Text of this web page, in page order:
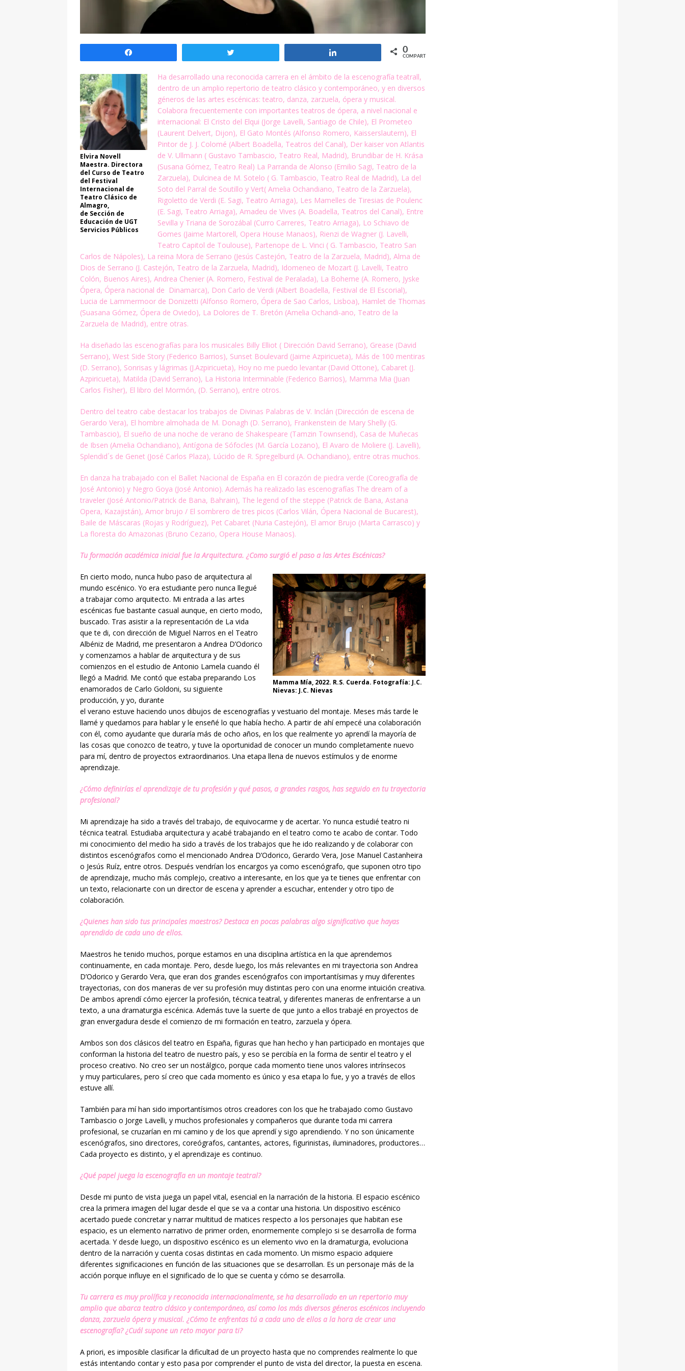
0
COMPARTIR
Elvira Novell
Maestra. Directora
del Curso de Teatro
del Festival
Internacional de
Teatro Clásico de
Almagro,
de Sección de
Educación de UGT
Servicios Públicos
Ha desarrollado una reconocida carrera en el ámbito de la escenografía teatrall,
dentro de un amplio repertorio de teatro clásico y contemporáneo, y en diversos
géneros de las artes escénicas: teatro, danza, zarzuela, ópera y musical.
Colabora frecuentemente con importantes teatros de ópera, a nivel nacional e
internacional: El Cristo del Elqui (Jorge Lavelli, Santiago de Chile), El Prometeo
(Laurent Delvert, Dijon), El Gato Montés (Alfonso Romero, Kaisserslautern), El
Pintor de J. J. Colomé (Albert Boadella, Teatros del Canal), Der kaiser von Atlantis
de V. Ullmann ( Gustavo Tambascio, Teatro Real, Madrid), Brundibar de H. Krása
(Susana Gómez, Teatro Real) La Parranda de Alonso (Emilio Sagi, Teatro de la
Zarzuela), Dulcinea de M. Sotelo ( G. Tambascio, Teatro Real de Madrid), La del
Soto del Parral de Soutillo y Vert( Amelia Ochandiano, Teatro de la Zarzuela),
Rigoletto de Verdi (E. Sagi, Teatro Arriaga), Les Mamelles de Tiresias de Poulenc
(E. Sagi, Teatro Arriaga), Amadeu de Vives (A. Boadella, Teatros del Canal), Entre
Sevilla y Triana de Sorozábal (Curro Carreres, Teatro Arriaga), Lo Schiavo de
Gomes (Jaime Martorell, Opera House Manaos), Rienzi de Wagner (J. Lavelli,
Teatro Capitol de Toulouse), Partenope de L. Vinci ( G. Tambascio, Teatro San
Carlos de Nápoles), La reina Mora de Serrano (Jesús Castejón, Teatro de la Zarzuela, Madrid), Alma de
Dios de Serrano (J. Castejón, Teatro de la Zarzuela, Madrid), Idomeneo de Mozart (J. Lavelli, Teatro
Colón, Buenos Aires), Andrea Chenier (A. Romero, Festival de Peralada), La Boheme (A. Romero, Jyske
Ópera, Ópera nacional de Dinamarca), Don Carlo de Verdi (Albert Boadella, Festival de El Escorial),
Lucia de Lammermoor de Donizetti (Alfonso Romero, Ópera de Sao Carlos, Lisboa), Hamlet de Thomas
(Suasana Gómez, Ópera de Oviedo), La Dolores de T. Bretón (Amelia Ochandi-ano, Teatro de la
Zarzuela de Madrid), entre otras.
Ha diseñado las escenografías para los musicales Billy Elliot ( Dirección David Serrano), Grease (David
Serrano), West Side Story (Federico Barrios), Sunset Boulevard (Jaime Azpiricueta), Más de 100 mentiras
(D. Serrano), Sonrisas y lágrimas (J.Azpiricueta), Hoy no me puedo levantar (David Ottone), Cabaret (J.
Azpiricueta), Matilda (David Serrano), La Historia Interminable (Federico Barrios), Mamma Mia (Juan
Carlos Fisher), El libro del Mormón, (D. Serrano), entre otros.
Dentro del teatro cabe destacar los trabajos de Divinas Palabras de V. Inclán (Dirección de escena de
Gerardo Vera), El hombre almohada de M. Donagh (D. Serrano), Frankenstein de Mary Shelly (G.
Tambascio), El sueño de una noche de verano de Shakespeare (Tamzin Townsend), Casa de Muñecas
de Ibsen (Amelia Ochandiano), Antígona de Sófocles (M. García Lozano), El Avaro de Moliere (J. Lavelli),
Splendid´s de Genet (José Carlos Plaza), Lúcido de R. Spregelburd (A. Ochandiano), entre otras muchos.
En danza ha trabajado con el Ballet Nacional de España en El corazón de piedra verde (Coreografía de
José Antonio) y Negro Goya (José Antonio). Además ha realizado las escenografías The dream of a
traveler (José Antonio/Patrick de Bana, Bahrain), The legend of the steppe (Patrick de Bana, Astana
Opera, Kazajistán), Amor brujo / El sombrero de tres picos (Carlos Vilán, Ópera Nacional de Bucarest),
Baile de Máscaras (Rojas y Rodríguez), Pet Cabaret (Nuria Castejón), El amor Brujo (Marta Carrasco) y
La floresta do Amazonas (Bruno Cezario, Opera House Manaos).
Tu formación académica inicial fue la Arquitectura. ¿Como surgió el paso a las Artes Escénicas?
Mamma Mía, 2022. R.S. Cuerda. Fotografía: J.C.
Nievas: J.C. Nievas
En cierto modo, nunca hubo paso de arquitectura al
mundo escénico. Yo era estudiante pero nunca llegué
a trabajar como arquitecto. Mi entrada a las artes
escénicas fue bastante casual aunque, en cierto modo,
buscado. Tras asistir a la representación de La vida
que te di, con dirección de Miguel Narros en el Teatro
Albéniz de Madrid, me presentaron a Andrea D’Odorico
y comenzamos a hablar de arquitectura y de sus
comienzos en el estudio de Antonio Lamela cuando él
llegó a Madrid. Me contó que estaba preparando Los
enamorados de Carlo Goldoni, su siguiente
producción, y yo, durante
el verano estuve haciendo unos dibujos de escenografías y vestuario del montaje. Meses más tarde le
llamé y quedamos para hablar y le enseñé lo que había hecho. A partir de ahí empecé una colaboración
con él, como ayudante que duraría más de ocho años, en los que realmente yo aprendí la mayoría de
las cosas que conozco de teatro, y tuve la oportunidad de conocer un mundo completamente nuevo
para mí, dentro de proyectos extraordinarios. Una etapa llena de nuevos estímulos y de enorme
aprendizaje.
¿Cómo definirías el aprendizaje de tu profesión y qué pasos, a grandes rasgos, has seguido en tu trayectoria
profesional?
Mi aprendizaje ha sido a través del trabajo, de equivocarme y de acertar. Yo nunca estudié teatro ni
técnica teatral. Estudiaba arquitectura y acabé trabajando en el teatro como te acabo de contar. Todo
mi conocimiento del medio ha sido a través de los trabajos que he ido realizando y de colaborar con
distintos escenógrafos como el mencionado Andrea D’Odorico, Gerardo Vera, Jose Manuel Castanheira
o Jesús Ruíz, entre otros. Después vendrían los encargos ya como escenógrafo, que suponen otro tipo
de aprendizaje, mucho más complejo, creativo a interesante, en los que ya te tienes que enfrentar con
un texto, relacionarte con un director de escena y aprender a escuchar, entender y otro tipo de
colaboración.
¿Quienes han sido tus principales maestros? Destaca en pocas palabras algo significativo que hayas
aprendido de cada uno de ellos.
Maestros he tenido muchos, porque estamos en una disciplina artística en la que aprendemos
continuamente, en cada montaje. Pero, desde luego, los más relevantes en mi trayectoria son Andrea
D’Odorico y Gerardo Vera, que eran dos grandes escenógrafos con importantísimas y muy diferentes
trayectorias, con dos maneras de ver su profesión muy distintas pero con una enorme intuición creativa.
De ambos aprendí cómo ejercer la profesión, técnica teatral, y diferentes maneras de enfrentarse a un
texto, a una dramaturgia escénica. Además tuve la suerte de que junto a ellos trabajé en proyectos de
gran envergadura desde el comienzo de mi formación en teatro, zarzuela y ópera.
Ambos son dos clásicos del teatro en España, figuras que han hecho y han participado en montajes que
conforman la historia del teatro de nuestro país, y eso se percibía en la forma de sentir el teatro y el
proceso creativo. No creo ser un nostálgico, porque cada momento tiene unos valores intrínsecos
y muy particulares, pero sí creo que cada momento es único y esa etapa lo fue, y yo a través de ellos
estuve allí.
También para mí han sido importantísimos otros creadores con los que he trabajado como Gustavo
Tambascio o Jorge Lavelli, y muchos profesionales y compañeros que durante toda mi carrera
profesional, se cruzarían en mi camino y de los que aprendí y sigo aprendiendo. Y no son únicamente
escenógrafos, sino directores, coreógrafos, cantantes, actores, figurinistas, iluminadores, productores…
Cada proyecto es distinto, y el aprendizaje es continuo.
¿Qué papel juega la escenografía en un montaje teatral?
Desde mi punto de vista juega un papel vital, esencial en la narración de la historia. El espacio escénico
crea la primera imagen del lugar desde el que se va a contar una historia. Un dispositivo escénico
acertado puede concretar y narrar multitud de matices respecto a los personajes que habitan ese
espacio, es un elemento narrativo de primer orden, enormemente complejo si se desarrolla de forma
acertada. Y desde luego, un dispositivo escénico es un elemento vivo en la dramaturgia, evoluciona
dentro de la narración y cuenta cosas distintas en cada momento. Un mismo espacio adquiere
diferentes significaciones en función de las situaciones que se desarrollan. Es un personaje más de la
acción porque influye en el significado de lo que se cuenta y cómo se desarrolla.
Tu carrera es muy prolífica y reconocida internacionalmente, se ha desarrollado en un repertorio muy
amplio que abarca teatro clásico y contemporáneo, así como los más diversos géneros escénicos incluyendo
danza, zarzuela ópera y musical. ¿Cómo te enfrentas tú a cada uno de ellos a la hora de crear una
escenografía? ¿Cuál supone un reto mayor para ti?
A priori, es imposible clasificar la dificultad de un proyecto hasta que no comprendes realmente lo que
estás intentando contar y esto pasa por comprender el punto de vista del director, la puesta en escena.